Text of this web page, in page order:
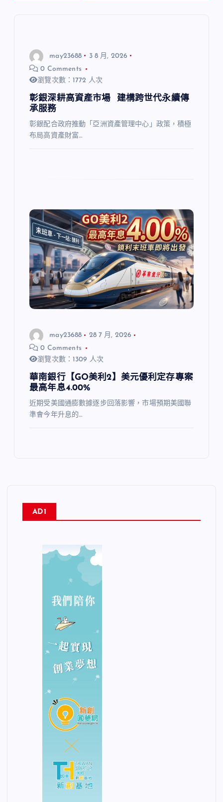
may23688
3 8 月, 2026
0 Comments
瀏覽次數：1772 人次
彰銀深耕高資產市場 建構跨世代永續傳
承服務
彰銀配合政府推動「亞洲資產管理中心」政策，積極
布局高資產財富…
may23688
28 7 月, 2026
0 Comments
瀏覽次數：1309 人次
華南銀行【GO美利2】美元優利定存專案
最高年息4.00%
近期受美國通膨數據逐步回落影響，市場預期美國聯
準會今年升息的…
AD1